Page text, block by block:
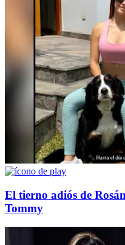
El tierno adiós de
Tommy